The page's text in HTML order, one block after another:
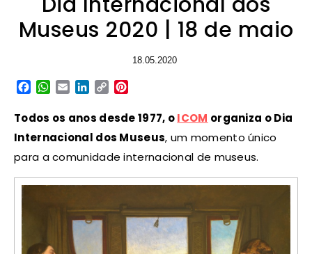
Museus 2020 | 18 de maio
18.05.2020
Facebook
WhatsApp
EmailLinkedIn
Copy
Todos os anos desde 1977, oICOM organiza o Dia
Internacional dos Museus, um momento único
para a comunidade internacional de museus.